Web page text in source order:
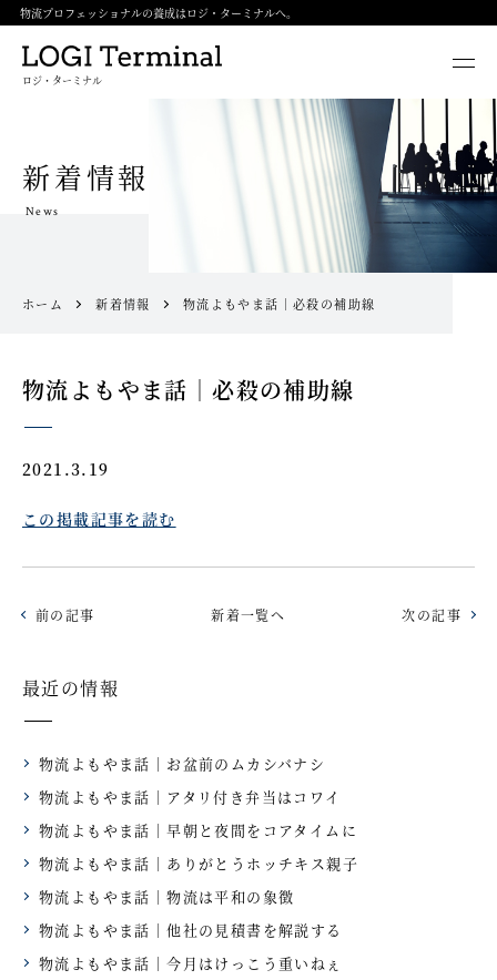
物流プロフェッショナルの養成はロジ・ターミナルへ。
ロジ・ターミナル
新着情報
News
ホーム 新着情報 物流よもやま話｜必殺の補助線
物流よもやま話｜必殺の補助線
2021.3.19
この掲載記事を読む
前の記事 新着一覧へ 次の記事
最近の情報
物流よもやま話｜お盆前のムカシバナシ
物流よもやま話｜アタリ付き弁当はコワイ
物流よもやま話｜早朝と夜間をコアタイムに
物流よもやま話｜ありがとうホッチキス親子
物流よもやま話｜物流は平和の象徴
物流よもやま話｜他社の見積書を解説する
物流よもやま話｜今月はけっこう重いねぇ